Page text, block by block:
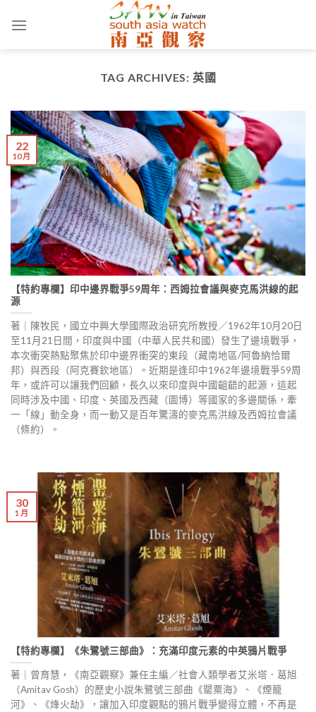
TAG ARCHIVES: 英國
【特約專欄】印中邊界戰爭59周年：西姆拉會議與麥克馬洪線的起
源
著｜陳牧民，國立中興大學國際政治研究所教授／1962年10月20日
至11月21日間，印度與中國（中華人民共和國）發生了邊境戰爭，
本次衝突熱點聚焦於印中邊界衝突的東段（藏南地區/阿魯納恰爾
邦）與西段（阿克賽欽地區）。近期是逢印中1962年邊境戰爭59周
年，或許可以讓我們回顧，長久以來印度與中國齟齬的起源，這起
同時涉及中國、印度、英國及西藏（圖博）等國家的多邊關係，牽
一「線」動全身，而一動又是百年驚濤的麥克馬洪線及西姆拉會議
（條約）。
22
10 月
【特約專欄】《朱鷺號三部曲》：充滿印度元素的中英鴉片戰爭
著｜曾育慧，《南亞觀察》兼任主編／社會人類學者艾米塔．葛旭
（Amitav Gosh）的歷史小說朱鷺號三部曲《罌粟海》、《煙籠
河》、《烽火劫》，讓加入印度觀點的鴉片戰爭變得立體，不再是
30
1 月